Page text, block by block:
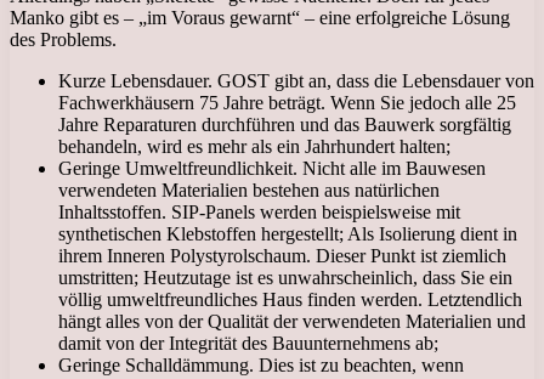
Manko gibt es – „im Voraus gewarnt“ – eine erfolgreiche Lösung
des Problems.
Kurze Lebensdauer. GOST gibt an, dass die Lebensdauer von
Fachwerkhäusern 75 Jahre beträgt. Wenn Sie jedoch alle 25
Jahre Reparaturen durchführen und das Bauwerk sorgfältig
behandeln, wird es mehr als ein Jahrhundert halten;
Geringe Umweltfreundlichkeit. Nicht alle im Bauwesen
verwendeten Materialien bestehen aus natürlichen
Inhaltsstoffen. SIP-Panels werden beispielsweise mit
synthetischen Klebstoffen hergestellt; Als Isolierung dient in
ihrem Inneren Polystyrolschaum. Dieser Punkt ist ziemlich
umstritten; Heutzutage ist es unwahrscheinlich, dass Sie ein
völlig umweltfreundliches Haus finden werden. Letztendlich
hängt alles von der Qualität der verwendeten Materialien und
damit von der Integrität des Bauunternehmens ab;
Geringe Schalldämmung. Dies ist zu beachten, wenn